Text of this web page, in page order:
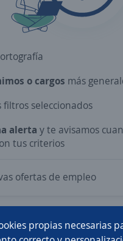
propias necesarias
o cargos más
filtros seleccionados
alerta y te avisamos
tus criterios
ofertas de empleo
los empleos más